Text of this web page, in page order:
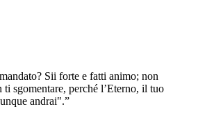
Sii forte e fatti animo; non
ti sgomentare, perché l’Eterno, il tuo
andrai".”